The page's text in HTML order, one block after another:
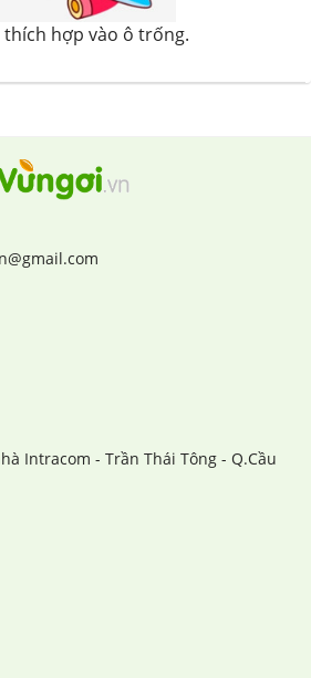
hợp vào ô trống.
Intracom - Trần Thái Tông - Q.Cầu